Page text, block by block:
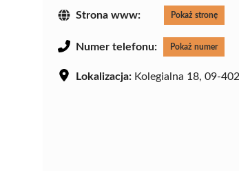
Strona www: Pokaż stronę
Numer telefonu: Pokaż numer
Lokalizacja: Kolegialna 18, 09-